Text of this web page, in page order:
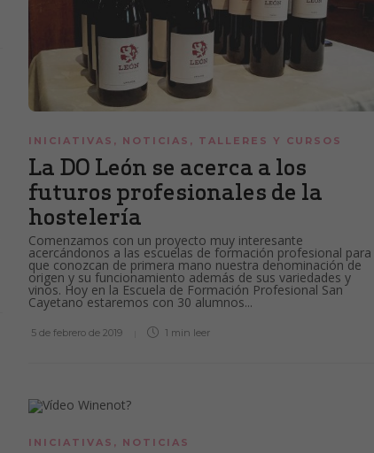
INICIATIVAS , NOTICIAS , TALLERES Y CURSOS
La DO León se acerca a los
futuros profesionales de la
hostelería
Comenzamos con un proyecto muy interesante
acercándonos a las escuelas de formación profesional para
que conozcan de primera mano nuestra denominación de
origen y su funcionamiento además de sus variedades y
vinos. Hoy en la Escuela de Formación Profesional San
Cayetano estaremos con 30 alumnos...
5 de febrero de 2019 1 min leer
INICIATIVAS , NOTICIAS